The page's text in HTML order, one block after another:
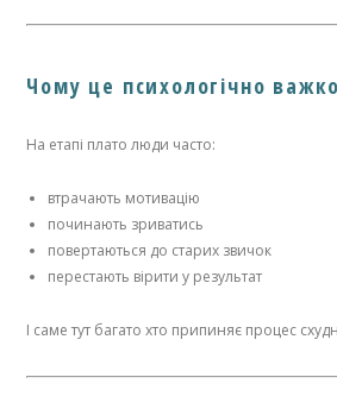
Чому це психологічно важко
На етапі плато люди часто:
втрачають мотивацію
починають зриватись
повертаються до старих звичок
перестають вірити у результат
І саме тут багато хто припиняє процес